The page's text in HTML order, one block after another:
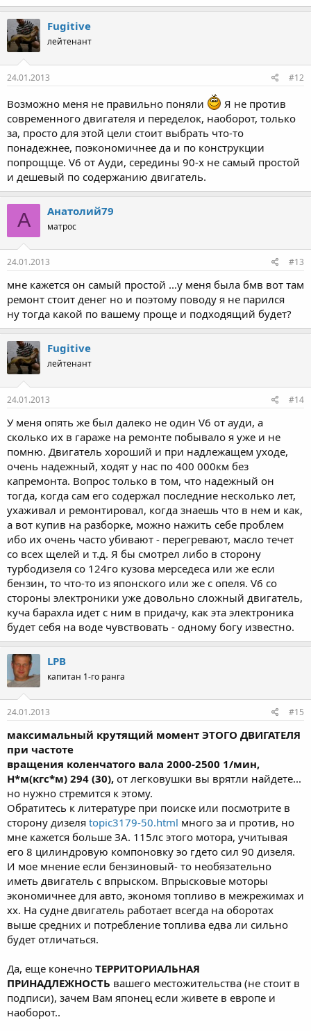
Fugitive
лейтенант
24.01.2013 #12
Возможно меня не правильно поняли
Я не против
современного двигателя и переделок, наоборот, только
за, просто для этой цели стоит выбрать что-то
понадежнее, поэкономичнее да и по конструкции
попрощще. V6 от Ауди, середины 90-х не самый простой
и дешевый по содержанию двигатель.
А Анатолий79
матрос
24.01.2013 #13
мне кажется он самый простой ...у меня была бмв вот там
ремонт стоит денег но и поэтому поводу я не парился
ну тогда какой по вашему проще и подходящий будет?
Fugitive
лейтенант
24.01.2013 #14
У меня опять же был далеко не один V6 от ауди, а
сколько их в гараже на ремонте побывало я уже и не
помню. Двигатель хороший и при надлежащем уходе,
очень надежный, ходят у нас по 400 000км без
капремонта. Вопрос только в том, что надежный он
тогда, когда сам его содержал последние несколько лет,
ухаживал и ремонтировал, когда знаешь что в нем и как,
а вот купив на разборке, можно нажить себе проблем
ибо их очень часто убивают - перегревают, масло течет
со всех щелей и т.д. Я бы смотрел либо в сторону
турбодизеля со 124го кузова мерседеса или же если
бензин, то что-то из японского или же с опеля. V6 со
стороны электроники уже довольно сложный двигатель,
куча барахла идет с ним в придачу, как эта электроника
будет себя на воде чувствовать - одному богу известно.
LPB
капитан 1-го ранга
24.01.2013 #15
максимальный крутящий момент ЭТОГО ДВИГАТЕЛЯ
при частоте
вращения коленчатого вала 2000-2500 1/мин,
Н*м(кгс*м) 294 (30), от легковушки вы врятли найдете...
но нужно стремится к этому.
Обратитесь к литературе при поиске или посмотрите в
сторону дизеля topic3179-50.html много за и против, но
мне кажется больше ЗА. 115лс этого мотора, учитывая
его 8 цилиндровую компоновку эо гдето сил 90 дизеля.
И мое мнение если бензиновый- то необязательно
иметь двигатель с впрыском. Впрысковые моторы
экономичнее для авто, экономя топливо в межрежимах и
хх. На судне двигатель работает всегда на оборотах
выше средних и потребление топлива едва ли сильно
будет отличаться.
Да, еще конечно ТЕРРИТОРИАЛЬНАЯ
ПРИНАДЛЕЖНОСТЬ вашего местожительства (не стоит в
подписи), зачем Вам японец если живете в европе и
наоборот..